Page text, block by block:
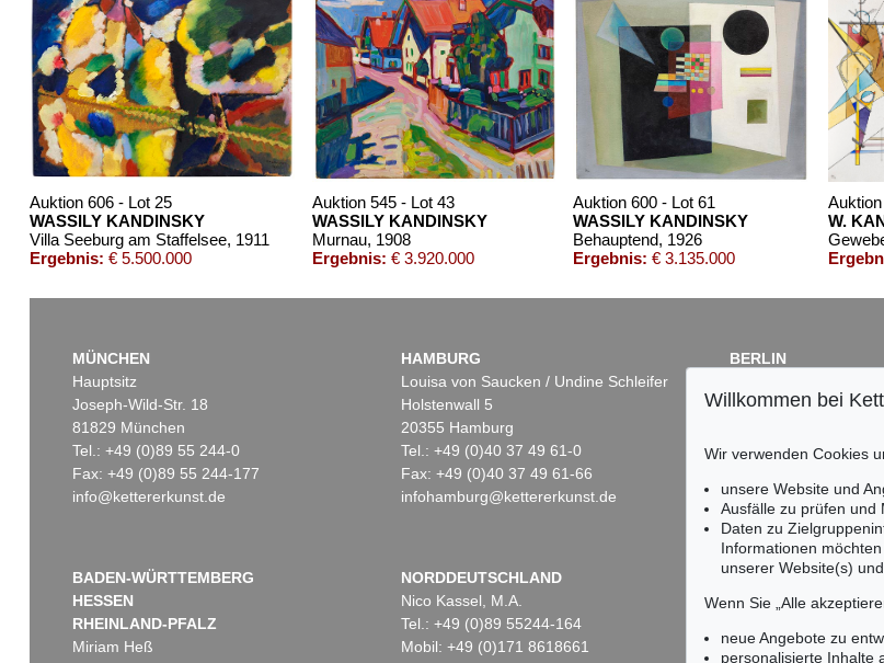
Weitere Abbildung
Auktion 610 - Lot 426000372
HERMANN MAX PECHSTEIN
Reisebilder, 1919
Schätzpreis:
€ 1.600
Auktion 610 - Lot 426000322
MARC CHAGALL
Chagall Lithographe. Bde. 1-3 , 1960
Schätzpreis:€ 1.000
Auktion 606 - Lot 25
WASSILY KANDINSKY
Villa Seeburg am Staffelsee, 1911
Ergebnis: € 5.500.000
Auktion 545 - Lot 43
WASSILY KANDINSKY
Murnau, 1908
Ergebnis: € 3.920.000
Auktion 600 - Lot 61
WASSILY KANDINSKY
Behauptend, 1926
Ergebnis: € 3.135.000
W.
Auktion 606 - Lot 44
Auktion 432 - Lot 338
Auktion 409 - Lot 347
Auktion 277 -
WASSILY
Kallmünz ,
Ergebnis:€
MÜNCHEN
Hauptsitz
Joseph-Wild-Str. 18
81829 München
Tel.: +49 (0)89 55 244-0
Fax: +49 (0)89 55 244-177
info@kettererkunst.de
HAMBURG
Louisa von Saucken / Undine Schleifer
Holstenwall 5
20355 Hamburg
Tel.: +49 (0)40 37 49 61-0
Fax: +49 (0)40 37 49 61-66
infohamburg@kettererkunst.de
BERLIN
Fasanenstr. 70
Tel.: +49 (0)30 88 67
BADEN-WÜRTTEMBERG
HESSEN
RHEINLAND-PFALZ
Miriam Heß
NORDDEUTSCHLAND
Nico Kassel, M.A.
Tel.: +49 (0)89 55244-164
Mobil: +49 (0)171 8618661
Keine Auktion
Wir
Willkommen bei
Wir verwenden Cookies
unsere Website und
Ausfälle zu prüfen und
Daten zu
Informationen
unserer Website(s)
Wenn Sie „Alle
neue Angebote zu
personalisierte Inhalte